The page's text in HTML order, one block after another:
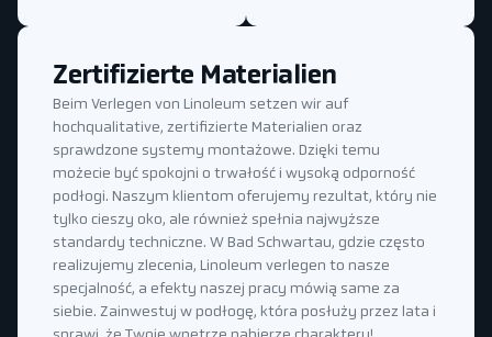
Zertifizierte Materialien
Beim Verlegen von Linoleum setzen wir auf
hochqualitative, zertifizierte Materialien oraz
sprawdzone systemy montażowe. Dzięki temu
możecie być spokojni o trwałość i wysoką odporność
podłogi. Naszym klientom oferujemy rezultat, który nie
tylko cieszy oko, ale również spełnia najwyższe
standardy techniczne. W Bad Schwartau, gdzie często
realizujemy zlecenia, Linoleum verlegen to nasze
specjalność, a efekty naszej pracy mówią same za
siebie. Zainwestuj w podłogę, która posłuży przez lata i